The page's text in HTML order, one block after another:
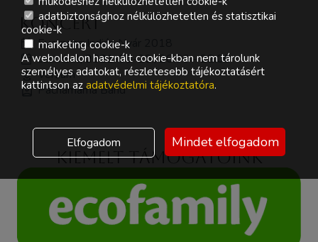
Koncert
Everness Indián Nyár 2018
szombat, 2021-08-28., 20:00 - 22:00
Versum
Pachamama Band
Kiemelt támogatóink
adatbiztonsághoz nélkülözhetetlen és statisztikai
cookie-k
marketing cookie-k
A weboldalon használt cookie-kban nem tárolunk
személyes adatokat, részletesebb tájékoztatásért
kattintson az adatvédelmi tájékoztatóra.
Elfogadom Mindet elfogadom